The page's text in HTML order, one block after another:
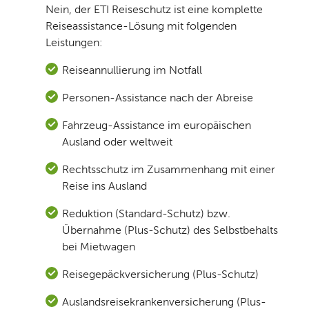
Nein, der ETI Reiseschutz ist eine komplette
Reiseassistance-Lösung mit folgenden
Leistungen:
Reiseannullierung im Notfall
Personen-Assistance nach der Abreise
Fahrzeug-Assistance im europäischen
Ausland oder weltweit
Rechtsschutz im Zusammenhang mit einer
Reise ins Ausland
Reduktion (Standard-Schutz) bzw.
Übernahme (Plus-Schutz) des Selbstbehalts
bei Mietwagen
Reisegepäckversicherung (Plus-Schutz)
Auslandsreisekrankenversicherung (Plus-